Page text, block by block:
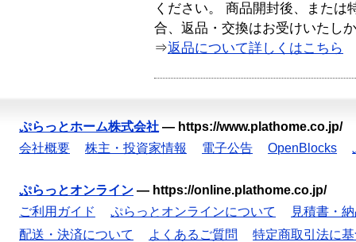
ください。 商品開封後、または
合、返品・交換はお受けいたし
⇒返品について詳しくはこちら
ぷらっとホーム株式会社 — https://www.plathome.co.jp/
会社概要
株主・投資家情報 電子公告 OpenBlocks
ぷらっとオンライン — https://online.plathome.co.jp/
ご利用ガイド
ぷらっとオンラインについて
見積書・
配送・決済について
よくあるご質問
特定商取引法に